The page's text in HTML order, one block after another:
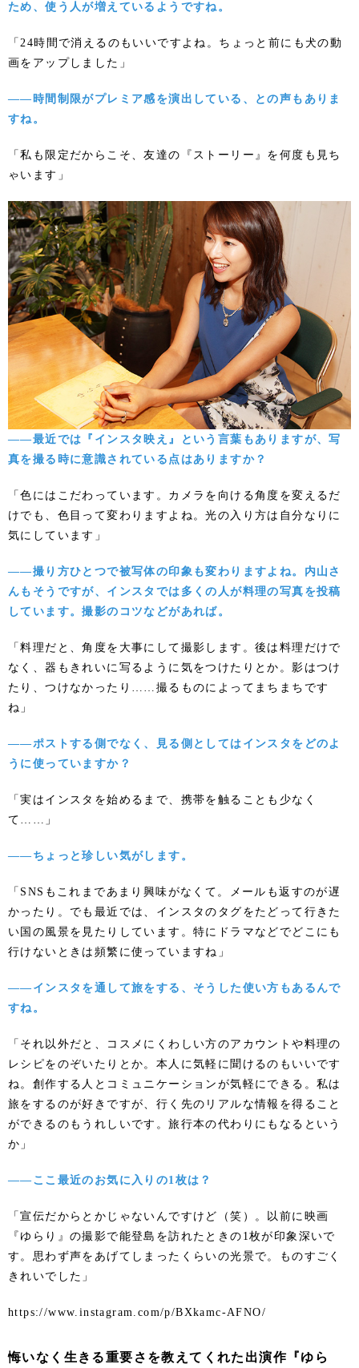
ため、使う人が増えているようですね。
「24時間で消えるのもいいですよね。ちょっと前にも犬の動
画をアップしました」
――時間制限がプレミア感を演出している、との声もありま
すね。
「私も限定だからこそ、友達の『ストーリー』を何度も見ち
ゃいます」
――最近では『インスタ映え』という言葉もありますが、写
真を撮る時に意識されている点はありますか？
「色にはこだわっています。カメラを向ける角度を変えるだ
けでも、色目って変わりますよね。光の入り方は自分なりに
気にしています」
――撮り方ひとつで被写体の印象も変わりますよね。内山さ
んもそうですが、インスタでは多くの人が料理の写真を投稿
しています。撮影のコツなどがあれば。
「料理だと、角度を大事にして撮影します。後は料理だけで
なく、器もきれいに写るように気をつけたりとか。影はつけ
たり、つけなかったり……撮るものによってまちまちです
ね」
――ポストする側でなく、見る側としてはインスタをどのよ
うに使っていますか？
「実はインスタを始めるまで、携帯を触ることも少なく
て……」
――ちょっと珍しい気がします。
「SNSもこれまであまり興味がなくて。メールも返すのが遅
かったり。でも最近では、インスタのタグをたどって行きた
い国の風景を見たりしています。特にドラマなどでどこにも
行けないときは頻繁に使っていますね」
――インスタを通して旅をする、そうした使い方もあるんで
すね。
「それ以外だと、コスメにくわしい方のアカウントや料理の
レシピをのぞいたりとか。本人に気軽に聞けるのもいいです
ね。創作する人とコミュニケーションが気軽にできる。私は
旅をするのが好きですが、行く先のリアルな情報を得ること
ができるのもうれしいです。旅行本の代わりにもなるという
か」
――ここ最近のお気に入りの1枚は？
「宣伝だからとかじゃないんですけど（笑）。以前に映画
『ゆらり』の撮影で能登島を訪れたときの1枚が印象深いで
す。思わず声をあげてしまったくらいの光景で。ものすごく
きれいでした」
https://www.instagram.com/p/BXkamc-AFNO/
悔いなく生きる重要さを教えてくれた出演作『ゆら